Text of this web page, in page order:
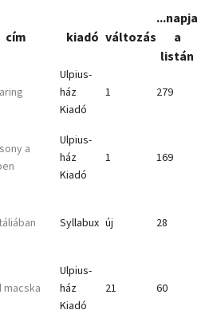
cím kiadó változás
...napja
a
listán
Ulpius-
ház
Kiadó
1 279
a
Ulpius-
ház
Kiadó
1 169
Syllabux új 28
macska
Ulpius-
ház
Kiadó
21 60